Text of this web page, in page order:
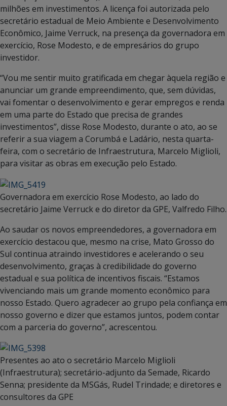
milhões em investimentos. A licença foi autorizada pelo
secretário estadual de Meio Ambiente e Desenvolvimento
Econômico, Jaime Verruck, na presença da governadora em
exercício, Rose Modesto, e de empresários do grupo
investidor.
“Vou me sentir muito gratificada em chegar àquela região e
anunciar um grande empreendimento, que, sem dúvidas,
vai fomentar o desenvolvimento e gerar empregos e renda
em uma parte do Estado que precisa de grandes
investimentos”, disse Rose Modesto, durante o ato, ao se
referir a sua viagem a Corumbá e Ladário, nesta quarta-
feira, com o secretário de Infraestrutura, Marcelo Miglioli,
para visitar as obras em execução pelo Estado.
Governadora em exercício Rose Modesto, ao lado do
secretário Jaime Verruck e do diretor da GPE, Valfredo Filho.
Ao saudar os novos empreendedores, a governadora em
exercício destacou que, mesmo na crise, Mato Grosso do
Sul continua atraindo investidores e acelerando o seu
desenvolvimento, graças à credibilidade do governo
estadual e sua política de incentivos fiscais. “Estamos
vivenciando mais um grande momento econômico para
nosso Estado. Quero agradecer ao grupo pela confiança em
nosso governo e dizer que estamos juntos, podem contar
com a parceria do governo”, acrescentou.
Presentes ao ato o secretário Marcelo Miglioli
(Infraestrutura); secretário-adjunto da Semade, Ricardo
Senna; presidente da MSGás, Rudel Trindade; e diretores e
consultores da GPE